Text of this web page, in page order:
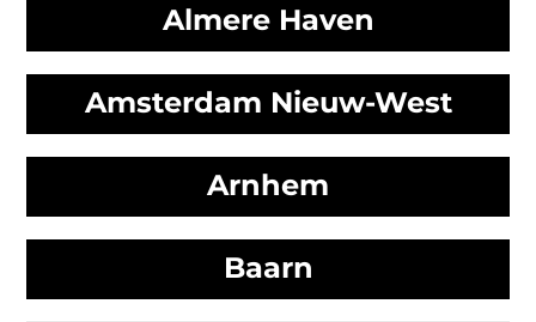
Almere Haven
Amsterdam Nieuw-West
Arnhem
Baarn